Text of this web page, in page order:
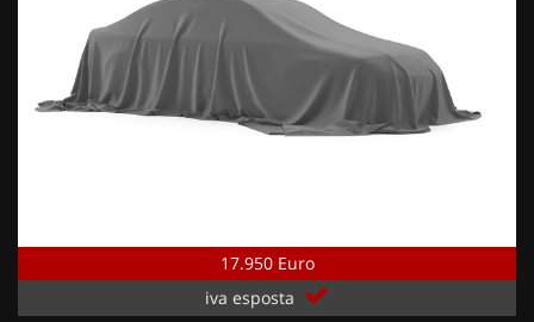
17.950 Euro
iva esposta